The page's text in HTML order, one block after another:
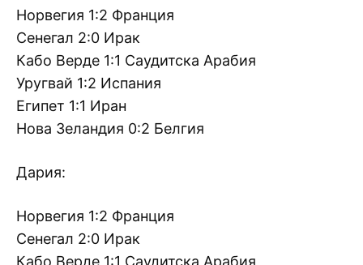
Норвегия 1:2 Франция
Сенегал 2:0 Ирак
Кабо Верде 1:1 Саудитска Арабия
Уругвай 1:2 Испания
Египет 1:1 Иран
Нова Зеландия 0:2 Белгия
Дария:
Норвегия 1:2 Франция
Сенегал 2:0 Ирак
Кабо Верде 1:1 Саудитска Арабия